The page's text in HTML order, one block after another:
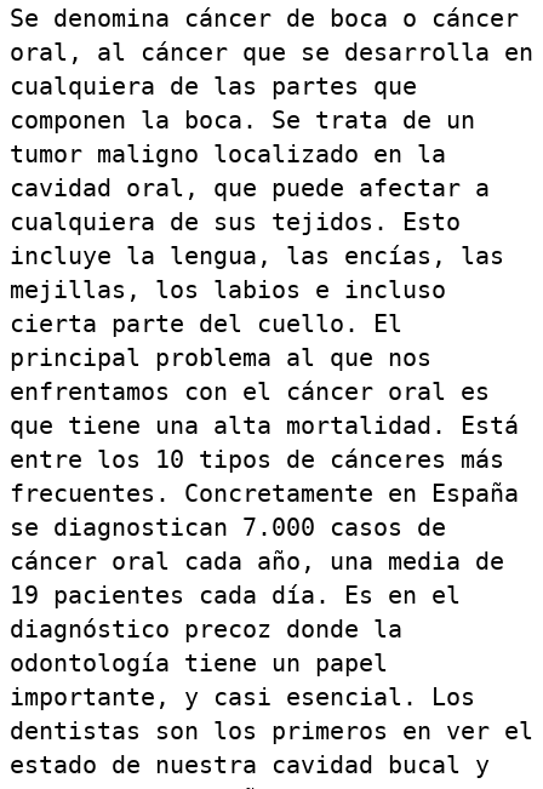
Se denomina cáncer de boca o cáncer
oral, al cáncer que se desarrolla en
cualquiera de las partes que
componen la boca. Se trata de un
tumor maligno localizado en la
cavidad oral, que puede afectar a
cualquiera de sus tejidos. Esto
incluye la lengua, las encías, las
mejillas, los labios e incluso
cierta parte del cuello. El
principal problema al que nos
enfrentamos con el cáncer oral es
que tiene una alta mortalidad. Está
entre los 10 tipos de cánceres más
frecuentes. Concretamente en España
se diagnostican 7.000 casos de
cáncer oral cada año, una media de
19 pacientes cada día. Es en el
diagnóstico precoz donde la
odontología tiene un papel
importante, y casi esencial. Los
dentistas son los primeros en ver el
estado de nuestra cavidad bucal y